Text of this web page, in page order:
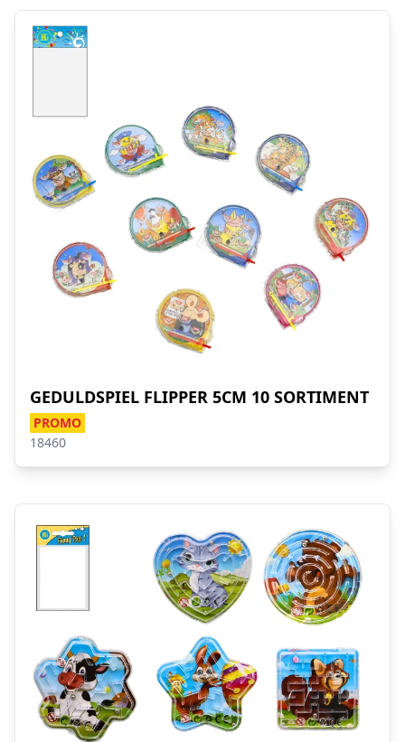
GEDULDSPIEL FLIPPER 5CM 10 SORTIMENT
PROMO
18460